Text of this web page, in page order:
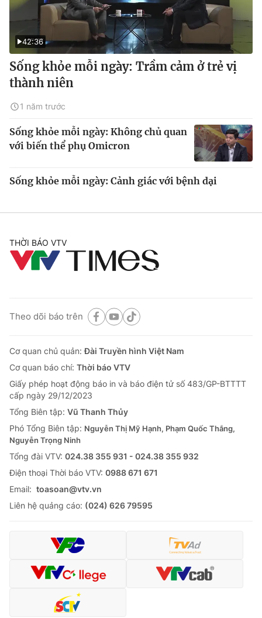
42:36
Sống khỏe mỗi ngày: Trầm cảm ở trẻ vị
thành niên
1 năm trước
Sống khỏe mỗi ngày: Không chủ quan
với biến thể phụ Omicron
Sống khỏe mỗi ngày: Cảnh giác với bệnh dại
THỜI BÁO VTV
Theo dõi báo trên
Cơ quan chủ quản:Đài Truyền hình Việt Nam
Cơ quan báo chí: Thời báo VTV
Giấy phép hoạt động báo in và báo điện tử số 483/GP-BTTTT
cấp ngày 29/12/2023
Tổng Biên tập: Vũ Thanh Thủy
Phó Tổng Biên tập: Nguyễn Thị Mỹ Hạnh, Phạm Quốc Thắng,
Nguyễn Trọng Ninh
Tổng đài VTV: 024.38 355 931 - 024.38 355 932
Ðiện thoại Thời báo VTV: 0988 671 671
Email: toasoan@vtv.vn
Liên hệ quảng cáo: (024) 626 79595